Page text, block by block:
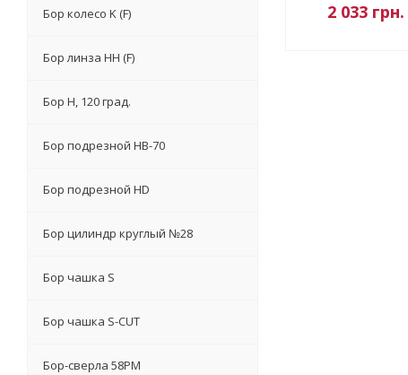
2 033грн.
Бор колесо K (F)
Бор линза НН (F)
Бор Н, 120 град.
Бор подрезной HB-70
Бор подрезной HD
Бор цилиндр круглый №28
Бор чашка S
Бор чашка S-CUT
Бор-сверла 58PM